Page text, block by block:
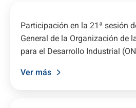
Participación en la 21ª sesión
General de la Organización de
para el Desarrollo Industrial
Ver más